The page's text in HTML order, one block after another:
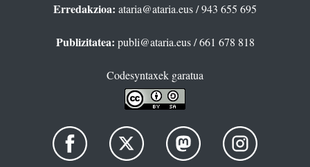
Erredakzioa: ataria@ataria.eus/ 943 655 695
Publizitatea: publi@ataria.eus/ 661 678 818
Codesyntaxek garatua